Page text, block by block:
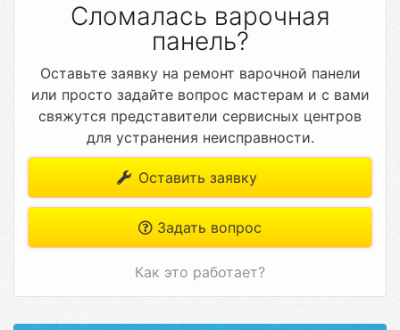
Сломалась варочная
панель?
Оставьте заявку на ремонт варочной панели
или просто задайте вопрос мастерам и с вами
свяжутся представители сервисных центров
для устранения неисправности.
Оставить заявку
Задать вопрос
Как это работает?